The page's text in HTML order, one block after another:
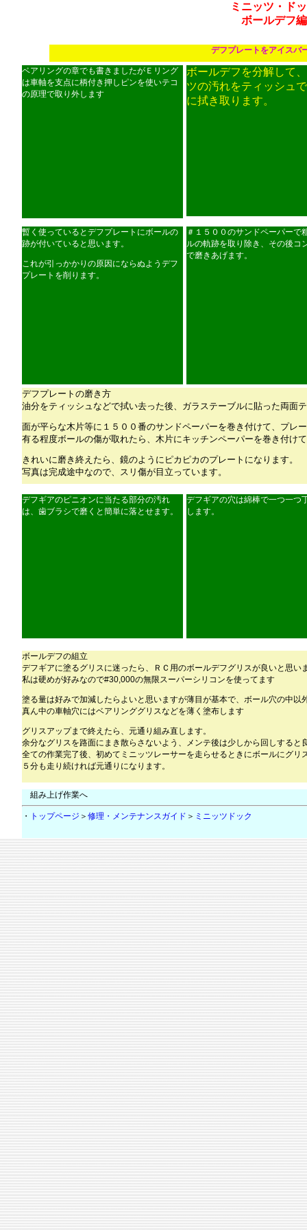
ミニッツ・ド
ボールデフ編
デフプレートをアイスバ
ベアリングの章でも書きましたがＥリング
は車軸を支点に柄付き押しピンを使いテコ
の原理で取り外します
ボールデフを分解して
ツの汚れをティッシュ
に拭き取ります。
暫く使っているとデフプレートにボールの
跡が付いていると思います。
これが引っかかりの原因にならぬようデフ
プレートを削ります。
＃１５００のサンドペーパーで
ルの軌跡を取り除き、その後コ
で磨きあげます。
デフプレートの磨き方
油分をティッシュなどで拭い去った後、ガラステーブルに貼った両面
面が平らな木片等に１５００番のサンドペーパーを巻き付けて、プレ
有る程度ボールの傷が取れたら、木片にキッチンペーパーを巻き付け
きれいに磨き終えたら、鏡のようにピカピカのプレートになります。
写真は完成途中なので、スリ傷が目立っています。
デフギアのピニオンに当たる部分の汚れ
は、歯ブラシで磨くと簡単に落とせます。
デフギアの穴は綿棒で一つ一つ
します。
ボールデフの組立
デフギアに塗るグリスに迷ったら、ＲＣ用のボールデフグリスが良いと思い
私は硬めが好みなので#30,000の無限スーパーシリコンを使ってます
塗る量は好みで加減したらよいと思いますが薄目が基本で、ボール穴の中以
真ん中の車軸穴にはベアリンググリスなどを薄く塗布します
グリスアップまで終えたら、元通り組み直します。
余分なグリスを路面にまき散らさないよう、メンテ後は少しから回しすると
全ての作業完了後、初めてミニッツレーサーを走らせるときにボールにグ
５分も走り続ければ元通りになります。
組み上げ作業へ
・ トップページ ＞ 修理・メンテナンスガイド ＞ ミニッツドック